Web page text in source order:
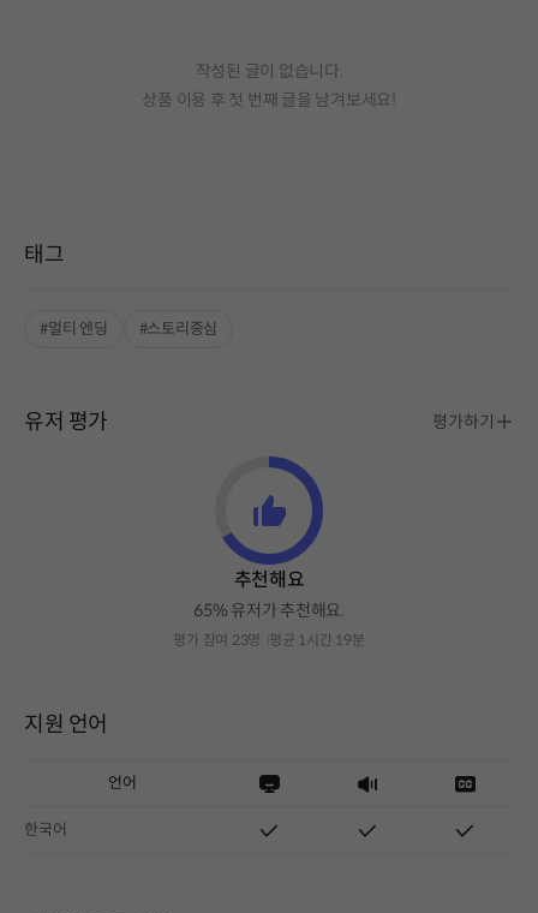
작성된 글이 없습니다.
상품 이용 후 첫 번째 글을 남겨보세요!
태그
#멀티 엔딩 #스토리중심
유저 평가 평가하기
추천해요
65% 유저가 추천해요.
평가 참여 23명 평균 1시간 19분
지원 언어
언어
한국어